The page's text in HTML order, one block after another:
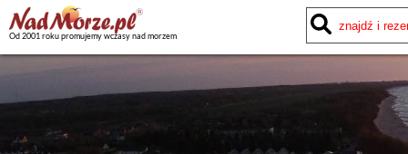
Od 2001 roku promujemy wczasy nad morzem